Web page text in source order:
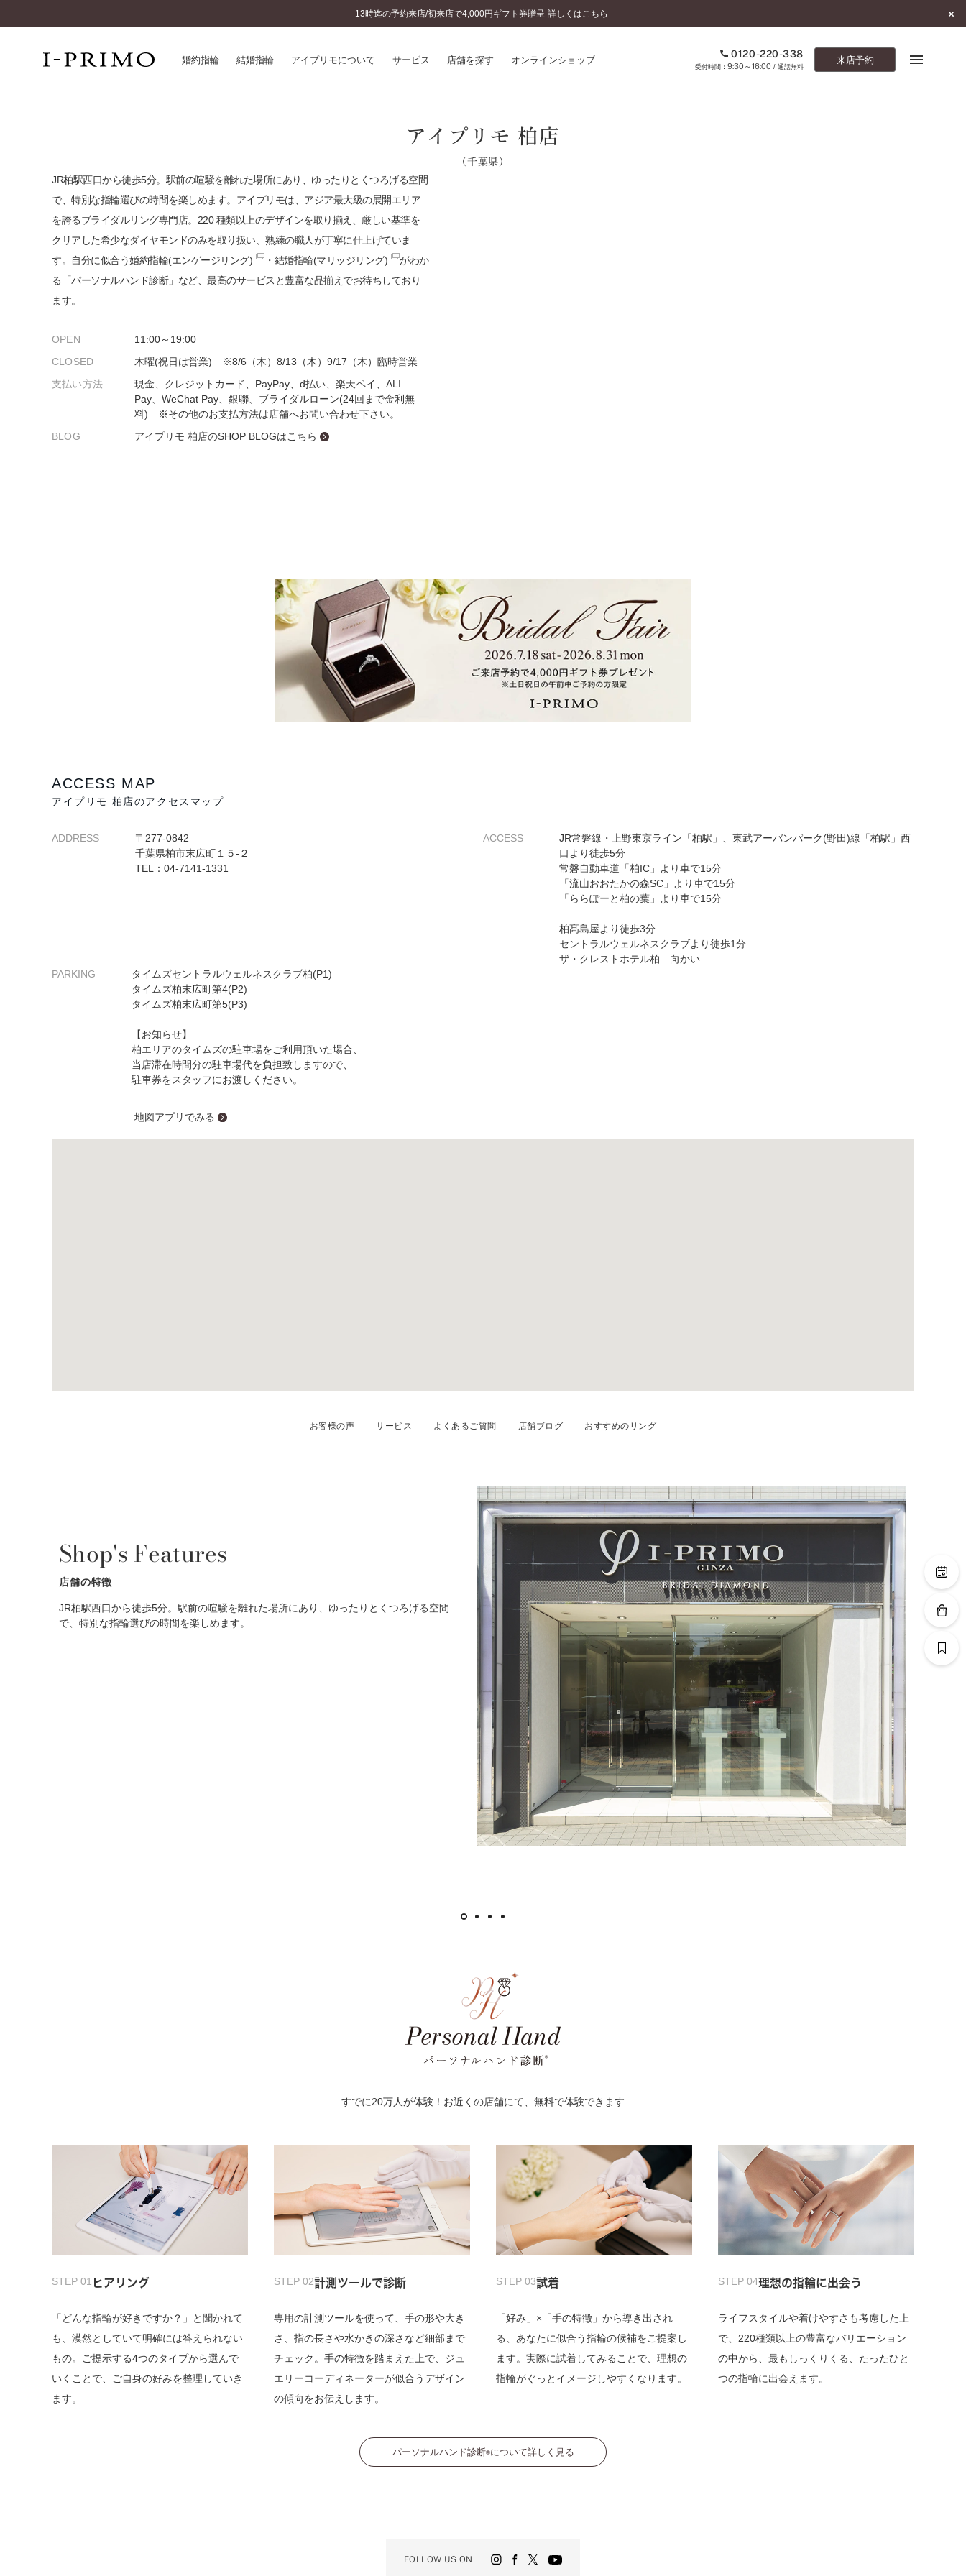
13時迄の予約来店/初来店で4,000円ギフト券贈呈-詳しくはこちら-
婚約指輪 結婚指輪 アイプリモについて サービス 店舗を探す オンラインショップ 0120-220-338
9:30～16:00/ 通話無料
来店予約
エタニティリング一覧
アニバーサリージュエリー一覧
コレクション
パーフェクトプロポーズリング®
ダイヤモンドプロポーズ
ペールブラウンゴールド
コンセプトシリーズ
オリジンビリーフ
フラワリー
初空
一生涯のメンテナンス
近くに店舗がある
サービス
ブライダルアイテム
プロポーズサポート
ショップ
婚約指輪とは
結婚指輪とは
セットリングとは
アイプリモ 柏店
（千葉県）
JR柏駅西口から徒歩5分。駅前の喧騒を離れた場所にあり、ゆったりとくつろげる空間
で、特別な指輪選びの時間を楽しめます。アイプリモは、アジア最大級の展開エリア
を誇るブライダルリング専門店。220 種類以上のデザインを取り揃え、厳しい基準を
クリアした希少なダイヤモンドのみを取り扱い、熟練の職人が丁寧に仕上げていま
す。自分に似合う婚約指輪(エンゲージリング) ・ 結婚指輪(マリッジリング)
がわか
る「パーソナルハンド診断」など、最高のサービスと豊富な品揃えでお待ちしており
ます。
OPEN
11:00～19:00
CLOSED
木曜(祝日は営業) ※8/6（木）8/13（木）9/17（木）臨時営業
支払い方法
現金、クレジットカード、PayPay、d払い、楽天ペイ、ALI
Pay、WeChat Pay、銀聯、ブライダルローン(24回まで金利無
料) ※その他のお支払方法は店舗へお問い合わせ下さい。
BLOG
アイプリモ 柏店のSHOP BLOGはこちら
ACCESS MAP
アイプリモ 柏店のアクセスマップ
ADDRESS
〒277-0842
千葉県柏市末広町１５-２
TEL：04-7141-1331
ACCESS
JR常磐線・上野東京ライン「柏駅」、東武アーバンパーク(野田)線「柏駅」西
口より徒歩5分
常磐自動車道「柏IC」より車で15分
「流山おおたかの森SC」より車で15分
「ららぽーと柏の葉」より車で15分
柏髙島屋より徒歩3分
セントラルウェルネスクラブより徒歩1分
ザ・クレストホテル柏 向かい
PARKING
タイムズセントラルウェルネスクラブ柏(P1)
タイムズ柏末広町第4(P2)
タイムズ柏末広町第5(P3)
【お知らせ】
柏エリアのタイムズの駐車場をご利用頂いた場合、
当店滞在時間分の駐車場代を負担致しますので、
駐車券をスタッフにお渡しください。
地図アプリでみる
お客様の声 サービス よくあるご質問 店舗ブログ おすすめのリング
Shop's Features
店舗の特徴
JR柏駅西口から徒歩5分。駅前の喧騒を離れた場所にあり、ゆったりとくつろげる空間
で、特別な指輪選びの時間を楽しめます。
220種類以上のデザインを取り揃えているブライダルリング専門店。 広々とした店内ではゆ
すでに20万人が体験！お近くの店舗にて、無料で体験できます
STEP 01 ヒアリング
「どんな指輪が好きですか？」と聞かれて
も、漠然としていて明確には答えられない
もの。ご提示する4つのタイプから選んで
いくことで、ご自身の好みを整理していき
ます。
STEP 02計測ツールで診断
専用の計測ツールを使って、手の形や大き
さ、指の長さや水かきの深さなど細部まで
チェック。手の特徴を踏まえた上で、ジュ
エリーコーディネーターが似合うデザイン
の傾向をお伝えします。
STEP 03試着
「好み」×「手の特徴」から導き出され
る、あなたに似合う指輪の候補をご提案し
ます。実際に試着してみることで、理想の
指輪がぐっとイメージしやすくなります。
STEP 04理想の指輪に出会う
ライフスタイルや着けやすさも考慮した上
で、220種類以上の豊富なバリエーション
の中から、最もしっくりくる、たったひと
つの指輪に出会えます。
パーソナルハンド診断®について詳しく見る
FOLLOW US ON